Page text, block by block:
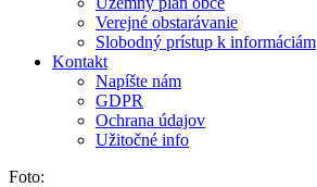
Verejné obstarávanie
Slobodný prístup k informáciám
Kontakt
Napíšte nám
GDPR
Ochrana údajov
Užitočné info
Foto: